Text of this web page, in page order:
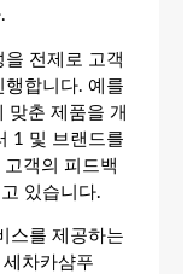
전제로 고객
행합니다. 예를
맞춘 제품을 개
1 및 브랜드를
객의 피드백
있습니다.
스를 제공하는
차카샴푸